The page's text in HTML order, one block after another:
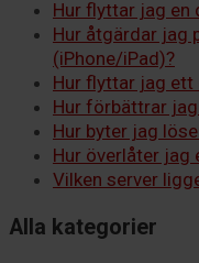
Hur flyttar jag en
Hur åtgärdar jag
(iPhone/iPad)?
Hur flyttar jag
Hur förbättrar
Hur byter jag
Hur överlåter jag
Vilken server
Alla kategorier